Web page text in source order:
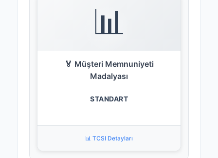
📊
🏅 Müşteri Memnuniyeti
Madalyası
STANDART
📊 TCSI Detayları